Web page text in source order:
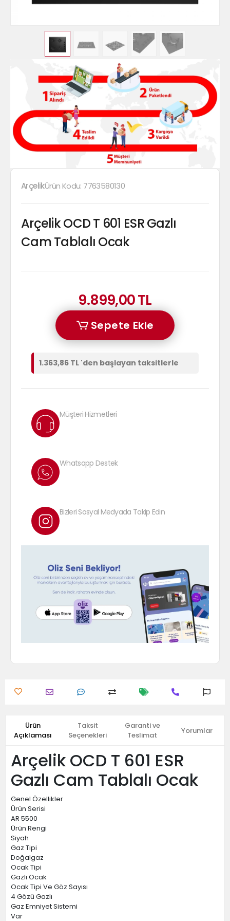
ArçelikÜrün Kodu: 7763580130
Arçelik OCD T 601 ESR Gazlı
Cam Tablalı Ocak
9.899,00 TL
Sepete Ekle
1.363,86 TL 'den başlayan taksitlerle
Müşteri Hizmetleri
Whatsapp Destek
Bizleri Sosyal Medyada Takip Edin
Ürün
Açıklaması
Taksit
Seçenekleri
Garanti ve
Teslimat
Yorumlar
Arçelik OCD T 601 ESR
Gazlı Cam Tablalı Ocak
Genel Özellikler
Ürün Serisi
AR 5500
Ürün Rengi
Siyah
Gaz Tipi
Doğalgaz
Ocak Tipi
Gazlı Ocak
Ocak Tipi Ve Göz Sayısı
4 Gözü Gazlı
Gaz Emniyet Sistemi
Var